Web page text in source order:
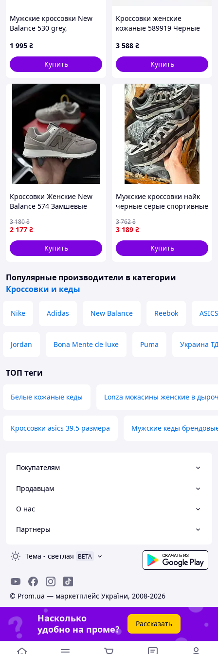
Мужские кроссовки New
Balance 530 grey,
серые 46 (29,5 см)
1 995 ₴
Купить
Кроссовки женские
кожаные 589919 Черные
3 588 ₴
Купить
Кроссовки Женские New
Balance 574 Замшевые
2 177 ₴
3 180₴
Купить
Мужские кроссовки найк
черные серые спортивные
Seli Чоловічі кросівки найк
чорні сірі спортивні
3 189 ₴
3 762₴
Купить
Популярные производители в категории
Кроссовки и кеды
Nike Adidas New Balance Reebok ASICS
Jordan Bona Mente de luxe Puma Украина
ТОП теги
Белые кожаные кеды Lonza мокасины женские в
Кроссовки asics 39.5 размера Мужские кеды
Покупателям
Продавцам
О нас
Партнеры
Тема - светлая BETA
© Prom.ua — маркетплейс України, 2008-2026
Насколько
удобно на проме?
Рассказать